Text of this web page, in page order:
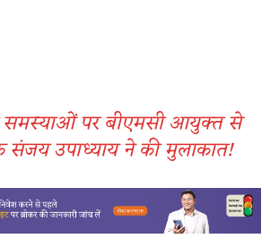
समस्याओं पर बीएमसी आयुक्त से
संजय उपाध्याय ने की मुलाकात!